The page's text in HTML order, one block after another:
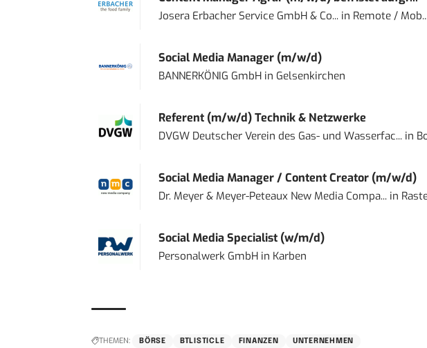
Josera Erbacher Service GmbH & Co...in Remote /
Social Media Manager (m/w/d)
BANNERKÖNIG GmbHin Gelsenkirchen
Referent (m/w/d) Technik & Netzwerke
DVGW Deutscher Verein des Gas- und Wasserfac...in
Social Media Manager / Content Creator (m/w/d)
Dr. Meyer & Meyer-Peteaux New Media Compa...in
Social Media Specialist (w/m/d)
Personalwerk GmbHin Karben
THEMEN: BÖRSE BTLISTICLE FINANZEN UNTERNEHMEN